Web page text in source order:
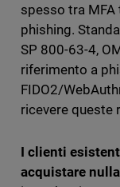
spesso tra MFA
phishing.
SP 800-63-4,
riferimento a
FIDO2/
ricevere queste
I clienti
acquistare